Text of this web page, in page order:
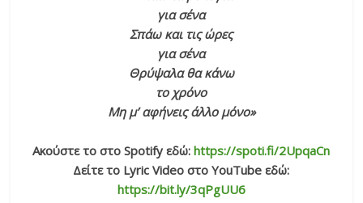
για σένα
Σπάω και τις ώρες
για σένα
Θρύψαλα θα κάνω
το χρόνο
Μη μ’ αφήνεις άλλο μόνο»
Ακούστε το στο Spotify εδώ:https://spoti.fi/2UpqaCn
Δείτε το Lyric Video στο YouTube εδώ:
https://bit.ly/3qPgUU6